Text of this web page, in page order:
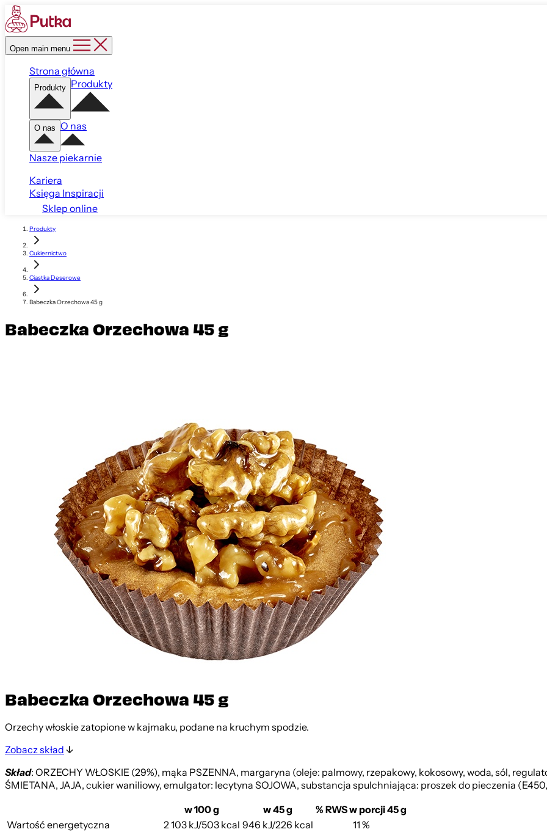
Open main menu
Strona główna
Produkty Produkty
O nas O nas
Nasze piekarnie
Kariera
Księga Inspiracji
Sklep online
Produkty
Cukiernictwo
Ciastka Deserowe
Babeczka Orzechowa 45 g
Babeczka Orzechowa 45 g
Babeczka Orzechowa 45 g
Orzechy włoskie zatopione w kajmaku, podane na kruchym spodzie.
Zobacz skład
Skład: ORZECHY WŁOSKIE (29%), mąka PSZENNA, margaryna (oleje: palmowy, rzepakowy, kokosowy, woda, sól,
ŚMIETANA, JAJA, cukier waniliowy, emulgator: lecytyna SOJOWA, substancja spulchniająca: proszek do pieczenia
w 100 g
w 45 g
% RWS w porcji 45 g
Wartość energetyczna
2 103 kJ/503 kcal 946 kJ/226 kcal
11 %